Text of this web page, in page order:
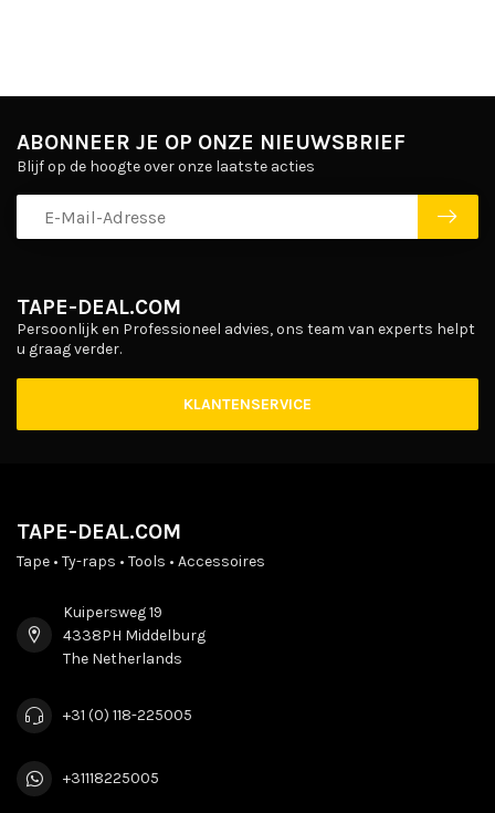
TAPE-DEAL.COM
Persoonlijk en Professioneel advies, ons team van experts helpt
u graag verder.
KLANTENSERVICE
ABONNEER JE OP ONZE NIEUWSBRIEF
Blijf op de hoogte over onze laatste acties
TAPE-DEAL.COM
Tape • Ty-raps • Tools • Accessoires
Kuipersweg 19
4338PH Middelburg
The Netherlands
+31 (0) 118-225005
+31118225005